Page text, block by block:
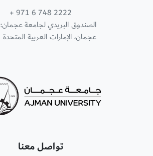
+ 971 6 748 2222
الصندوق البريدي لجامعة عجمان: 346
عجمان، الإمارات العربية المتحدة
تواصل معنا